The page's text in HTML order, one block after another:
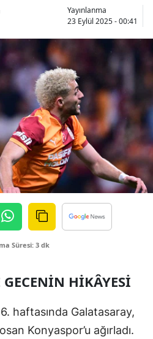
Aydın
Bilecik
Bingöl
Bitlis
Bolu
Burdur
Bursa
Çanakkale
Diyarbakır
Yayınlanma
23 Eylül 2025 - 00:41
Süresi: 3 dk
HIKÂYESI
haftasında Galatasaray,
Konyaspor’u ağırladı.